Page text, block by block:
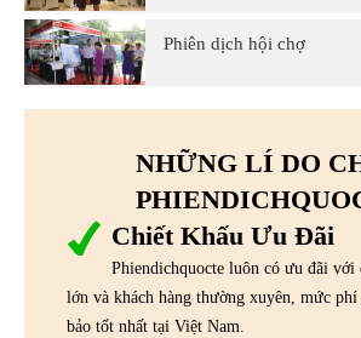
Phiên dịch hội chợ
NHỮNG LÍ DO
Chiết Khấu Ưu Đãi
Phiendichquocte luôn có ưu đãi với
lớn và khách hàng thường xuyên, mức
bảo tốt nhất tại Việt Nam.